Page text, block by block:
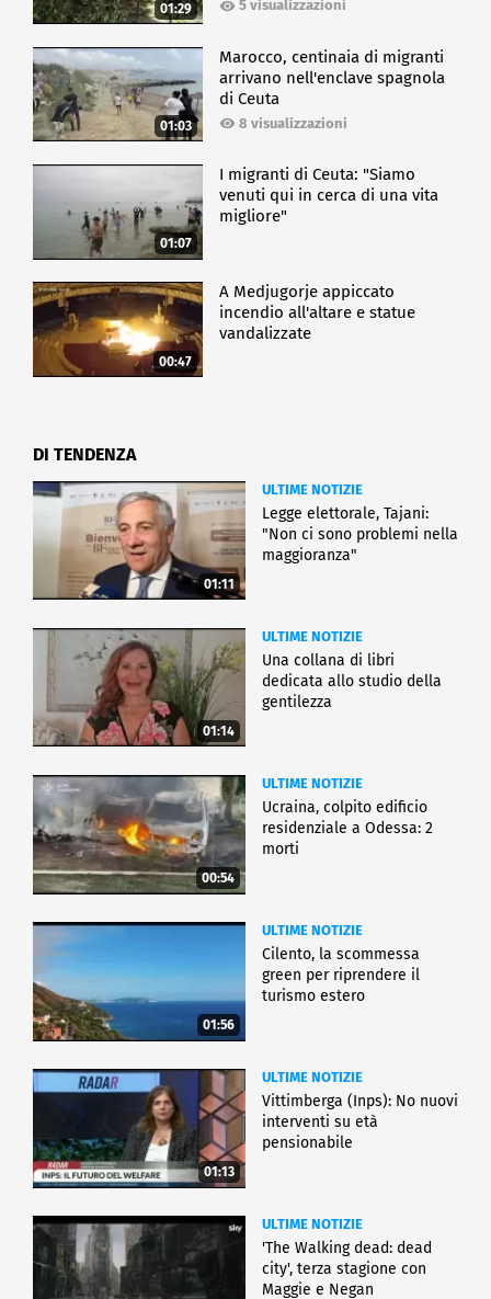
01:29 5 visualizzazioni
01:03
Marocco, centinaia di migranti
arrivano nell'enclave spagnola
di Ceuta
8 visualizzazioni
01:07
I migranti di Ceuta: "Siamo
venuti qui in cerca di una vita
migliore"
00:47
A Medjugorje appiccato
incendio all'altare e statue
vandalizzate
DI TENDENZA
01:11
ULTIME NOTIZIE
Legge elettorale, Tajani:
"Non ci sono problemi nella
maggioranza"
01:14
ULTIME NOTIZIE
Una collana di libri
dedicata allo studio della
gentilezza
00:54
ULTIME NOTIZIE
Ucraina, colpito edificio
residenziale a Odessa: 2
morti
01:56
ULTIME NOTIZIE
Cilento, la scommessa
green per riprendere il
turismo estero
01:13
ULTIME NOTIZIE
Vittimberga (Inps): No nuovi
interventi su età
pensionabile
ULTIME NOTIZIE
'The Walking dead: dead
city', terza stagione con
Maggie e Negan